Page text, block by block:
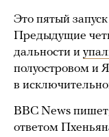
Это пятый
Предыдущие
дальности и
полуостровом и
в
BBC News
ответом